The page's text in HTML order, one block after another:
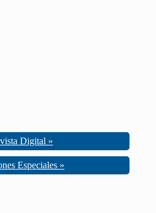
Digital »
Especiales »